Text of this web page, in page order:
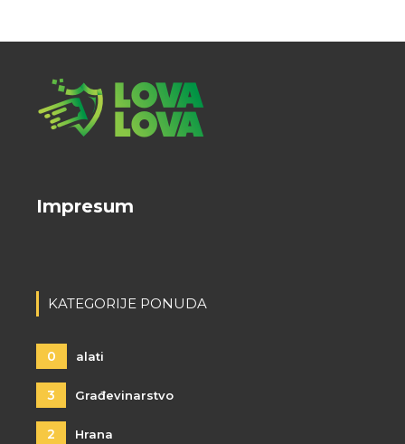
Impresum
KATEGORIJE PONUDA
0 alati
3 Građevinarstvo
2 Hrana